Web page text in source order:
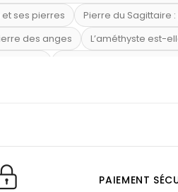
ses pierres Pierre du Sagittaire
des anges L’améthyste est-
l’œil de tigre Porter
PAIEMENT